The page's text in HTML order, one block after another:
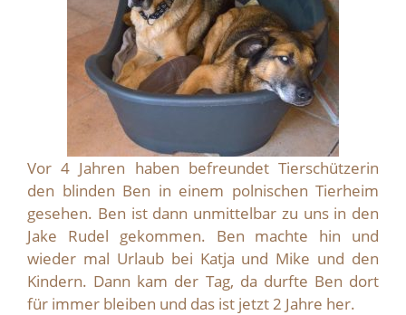
Vor 4 Jahren haben befreundet Tierschützerin
den blinden Ben in einem polnischen Tierheim
gesehen. Ben ist dann unmittelbar zu uns in den
Jake Rudel gekommen. Ben machte hin und
wieder mal Urlaub bei Katja und Mike und den
Kindern. Dann kam der Tag, da durfte Ben dort
für immer bleiben und das ist jetzt 2 Jahre her.